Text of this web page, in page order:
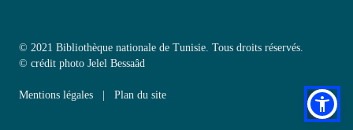
© 2021 Bibliothèque nationale de Tunisie. Tous droits réservés.
© crédit photo Jelel Bessaâd
Mentions légales Plan du site